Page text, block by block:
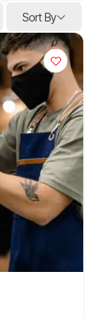
Sort By